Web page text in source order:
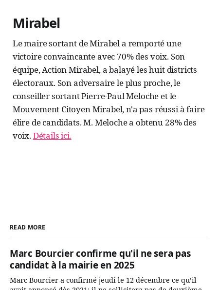
Mirabel
Le maire sortant de Mirabel a remporté une
victoire convaincante avec 70% des voix. Son
équipe, Action Mirabel, a balayé les huit districts
électoraux. Son adversaire le plus proche, le
conseiller sortant Pierre-Paul Meloche et le
Mouvement Citoyen Mirabel, n'a pas réussi à faire
élire de candidats. M. Meloche a obtenu 28% des
voix.Détails ici.
READ MORE
Marc Bourcier confirme qu'il ne sera pas
candidat à la mairie en 2025
Marc Bourcier a confirmé jeudi le 12 décembre ce qu’il